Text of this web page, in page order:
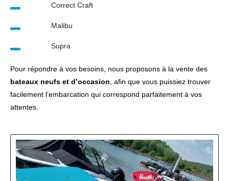
Correct Craft
Malibu
Supra
Pour répondre à vos besoins, nous proposons à la vente des
bateaux neufs et d’occasion , afin que vous puissiez trouver
facilement l’embarcation qui correspond parfaitement à vos
attentes.